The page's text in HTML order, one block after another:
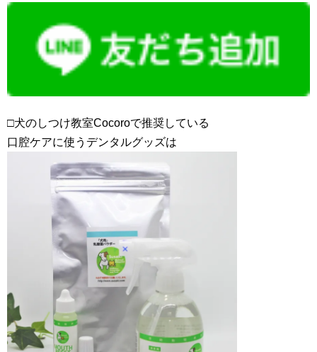
□犬のしつけ教室Cocoroで推奨している
口腔ケアに使うデンタルグッズは